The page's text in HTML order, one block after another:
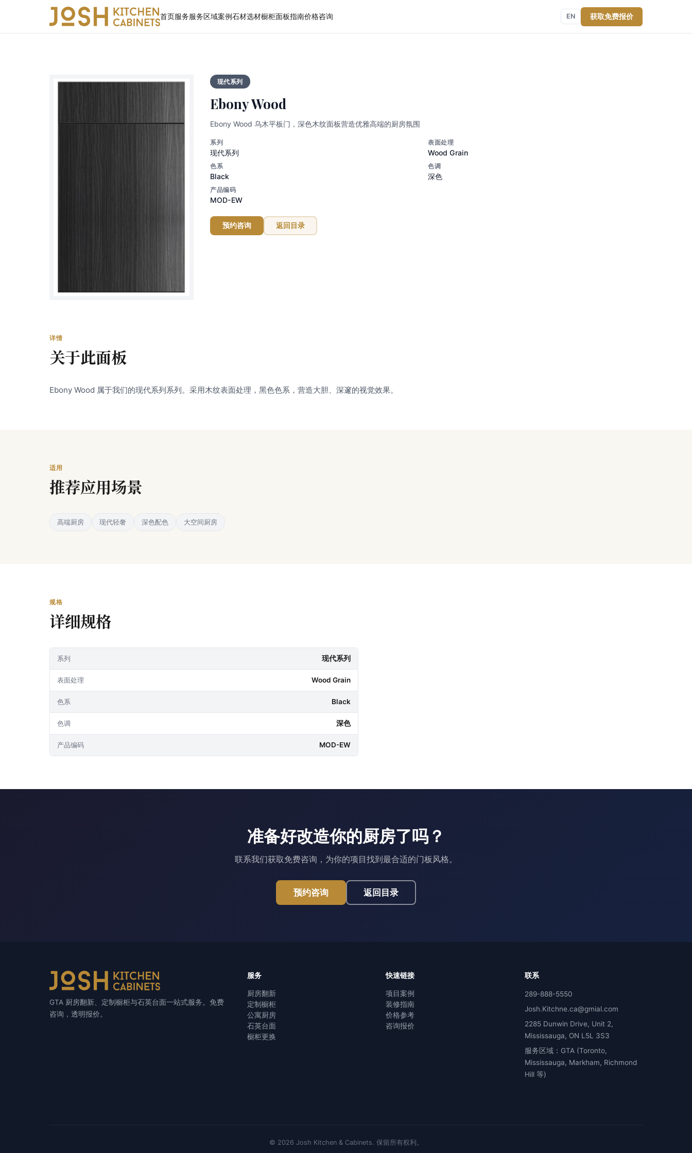
首页服务服务区域案例石材选材橱柜面板指南价格咨询 EN 获取免费报价
现代系列
Ebony Wood
Ebony Wood 乌木平板门，深色木纹面板营造优雅高端的厨房氛围
系列
现代系列
表面处理
Wood Grain
色系
Black
色调
深色
产品编码
MOD-EW
预约咨询 返回目录
详情
关于此面板
Ebony Wood 属于我们的现代系列系列。采用木纹表面处理，黑色色系，营造大胆、深邃的视觉效果。
适用
推荐应用场景
高端厨房 现代轻奢 深色配色 大空间厨房
规格
详细规格
系列 现代系列
表面处理 Wood Grain
色系 Black
色调 深色
产品编码 MOD-EW
准备好改造你的厨房了吗？
联系我们获取免费咨询，为你的项目找到最合适的门板风格。
预约咨询 返回目录
GTA 厨房翻新、定制橱柜与石英台面一站式服务。免费
咨询，透明报价。
服务
厨房翻新
定制橱柜
公寓厨房
石英台面
橱柜更换
快速链接
项目案例
装修指南
价格参考
咨询报价
联系
289-888-5550
Josh.Kitchne.ca@gmial.com
2285 Dunwin Drive, Unit 2,
Mississauga, ON L5L 3S3
服务区域：GTA (Toronto,
Mississauga, Markham, Richmond
Hill 等)
© 2026 Josh Kitchen & Cabinets. 保留所有权利。